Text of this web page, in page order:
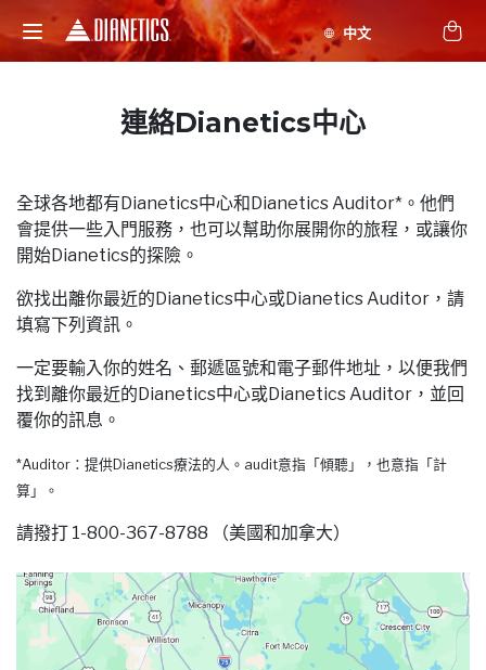
連絡Dianetics中心
全球各地都有Dianetics中心和Dianetics Auditor*。他們
會提供一些入門服務，也可以幫助你展開你的旅程，或讓你
開始Dianetics的探險。
欲找出離你最近的Dianetics中心或Dianetics Auditor，請
填寫下列資訊。
一定要輸入你的姓名、郵遞區號和電子郵件地址，以便我們
找到離你最近的Dianetics中心或Dianetics Auditor，並回
覆你的訊息。
*Auditor：提供Dianetics療法的人。audit意指「傾聽」，也意指「計
算」。
請撥打 1-800-367-8788 （美國和加拿大）